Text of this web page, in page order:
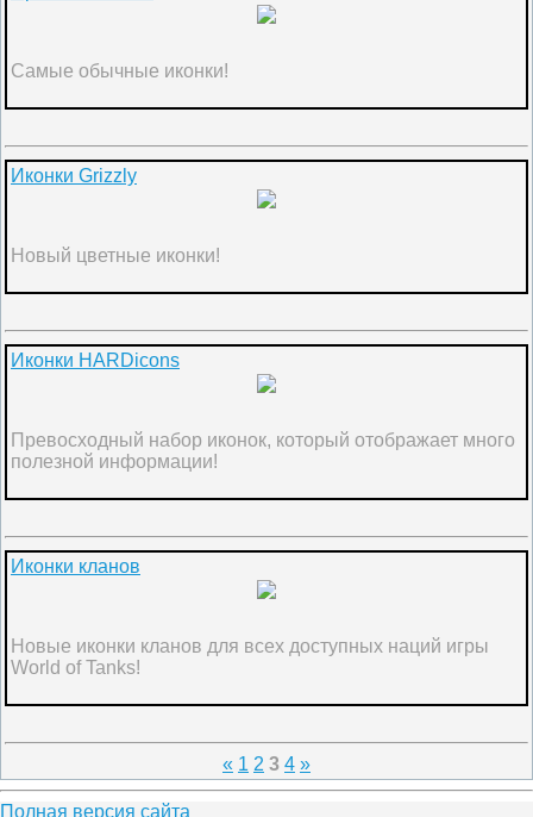
Самые обычные иконки!
Иконки Grizzly
Новый цветные иконки!
Иконки HARDicons
Превосходный набор иконок, который отображает много
полезной информации!
Иконки кланов
Новые иконки кланов для всех доступных наций игры
World of Tanks!
« 1 2 3 4 »
Полная версия сайта